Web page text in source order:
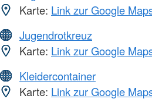
Karte: Link zur Google
Jugendrotkreuz
Karte: Link zur Google
Kleidercontainer
Karte: Link zur Google